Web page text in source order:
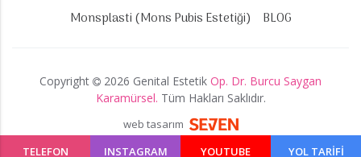
Monsplasti (Mons Pubis Estetiği)
BLOG
Copyright 2026 Genital Estetik Op. Dr. Burcu Saygan
Karamürsel. Tüm Hakları Saklıdır.
web tasarım
TELEFON
INSTAGRAM YOUTUBE YOL TARİFİ